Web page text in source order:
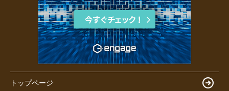
トップページ